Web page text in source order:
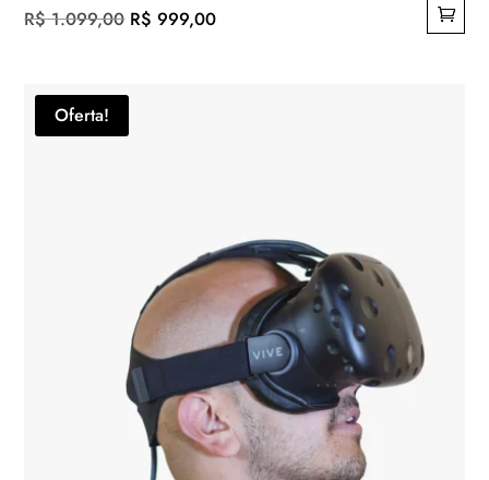
R$1.099,00 O
R$ 999,00O
Oferta!